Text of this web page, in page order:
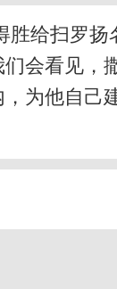
给扫罗
会看见，
为他自己